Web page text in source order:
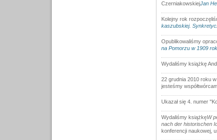
CzerniakowskiejJan
Kolejny rok
kaszubskiej.
Opublikowaliśmy
na Pomorzu w 1909
Wydaliśmy książkę
22 grudnia 2010 roku
jesteśmy
Ukazał się 4. numer
Wydaliśmy książkęW
nach der historischen
konferencji naukowej,